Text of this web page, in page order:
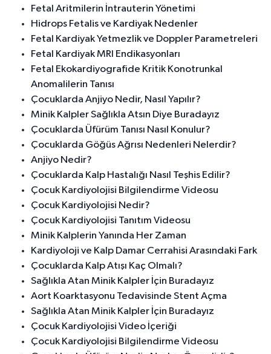
Fetal Aritmilerin İntrauterin Yönetimi
Hidrops Fetalis ve Kardiyak Nedenler
Fetal Kardiyak Yetmezlik ve Doppler Parametreleri
Fetal Kardiyak MRI Endikasyonları
Fetal Ekokardiyografide Kritik Konotrunkal
Anomalilerin Tanısı
Çocuklarda Anjiyo Nedir, Nasıl Yapılır?
Minik Kalpler Sağlıkla Atsın Diye Buradayız
Çocuklarda Üfürüm Tanısı Nasıl Konulur?
Çocuklarda Göğüs Ağrısı Nedenleri Nelerdir?
Anjiyo Nedir?
Çocuklarda Kalp Hastalığı Nasıl Teşhis Edilir?
Çocuk Kardiyolojisi Bilgilendirme Videosu
Çocuk Kardiyolojisi Nedir?
Çocuk Kardiyolojisi Tanıtım Videosu
Minik Kalplerin Yanında Her Zaman
Kardiyoloji ve Kalp Damar Cerrahisi Arasındaki Fark
Çocuklarda Kalp Atışı Kaç Olmalı?
Sağlıkla Atan Minik Kalpler İçin Buradayız
Aort Koarktasyonu Tedavisinde Stent Açma
Sağlıkla Atan Minik Kalpler İçin Buradayız
Çocuk Kardiyolojisi Video İçeriği
Çocuk Kardiyolojisi Bilgilendirme Videosu